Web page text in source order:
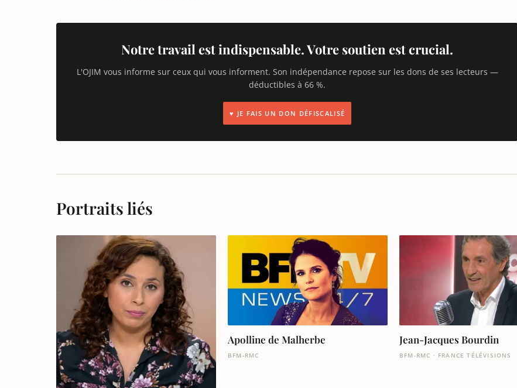
Notre travail est indispensable. Votre soutien est crucial.
L'OJIM vous informe sur ceux qui vous informent. Son indépendance repose sur les dons de ses lecteurs —
déductibles à 66 %.
♥ JE FAIS UN DON DÉFISCALISÉ
Portraits liés
Apolline de Malherbe
BFM-RMC
Jean-Jacques Bourdin
BFM-RMC · FRANCE TÉLÉVISIONS